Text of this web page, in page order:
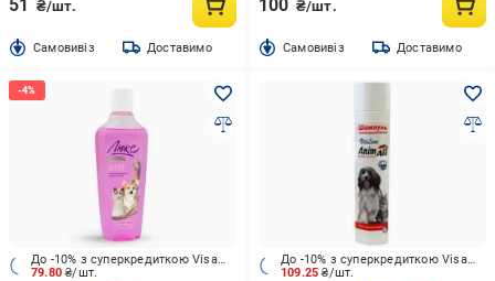
51 ₴/шт.
Cамовивіз Доставимо
100 ₴/шт.
Cамовивіз Доставимо
79.80₴/шт.
До -10% з суперкредиткою Visa Вигода
109.25₴/шт.
До -10% з суперкредиткою Visa Вигода